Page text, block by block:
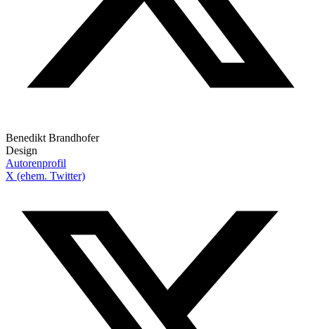
Benedikt Brandhofer
Design
Autorenprofil
X (ehem. Twitter)